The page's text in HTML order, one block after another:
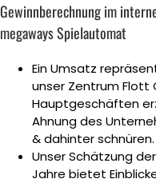
Gewinnberechnung im
megaways Spielautomat
Ein Umsatz
unser Zentrum Flott
Hauptgeschäften
Ahnung des
& dahinter schnüren.
Unser Schätzung
Jahre bietet